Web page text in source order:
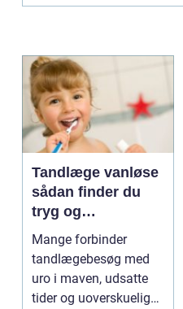
Tandlæge vanløse
sådan finder du
tryg og
professionel
tandpleje
Mange forbinder
tandlægebesøg med
uro i maven, udsatte
tider og uoverskuelige